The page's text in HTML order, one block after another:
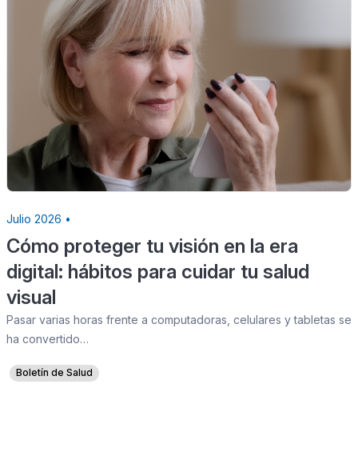
Julio 2026 •
Cómo proteger tu visión en la era
digital: hábitos para cuidar tu salud
visual
Pasar varias horas frente a computadoras, celulares y tabletas se
ha convertido…
Boletín de Salud